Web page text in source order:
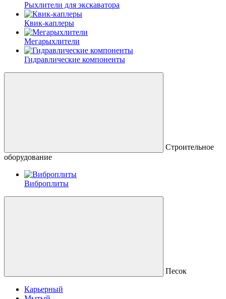
Рыхлители для экскаватора
Квик-каплеры
Мегарыхлители
Гидравлические компоненты
Строительное
оборудование
Виброплиты
Песок
Карьерный